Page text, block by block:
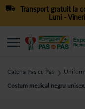
Transport gratuit la
Luni -
Catena Pas cu Pas ❯
Costum medical negru